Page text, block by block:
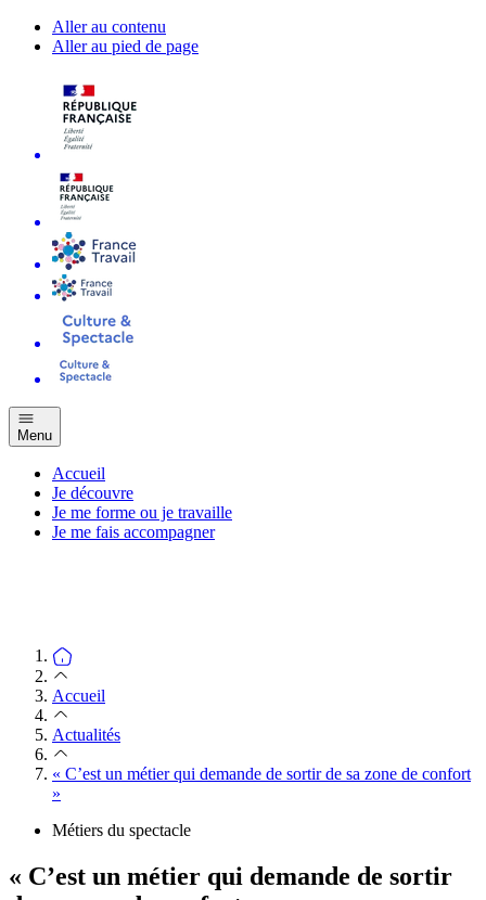
Aller au contenu
Aller au pied de page
Menu
Accueil
Je découvre
Je me forme ou je travaille
Je me fais accompagner
Accueil
Actualités
« C’est un métier qui demande de sortir de sa zone de confort
»
Métiers du spectacle
« C’est un métier qui demande de sortir